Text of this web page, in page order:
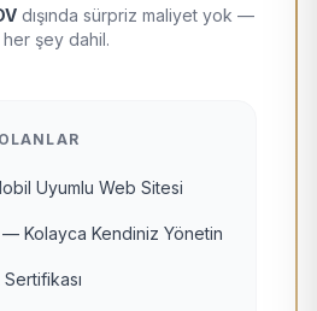
dışında sürpriz maliyet yok —
her şey dahil.
Uyumlu Web Sitesi
— Kolayca Kendiniz Yönetin